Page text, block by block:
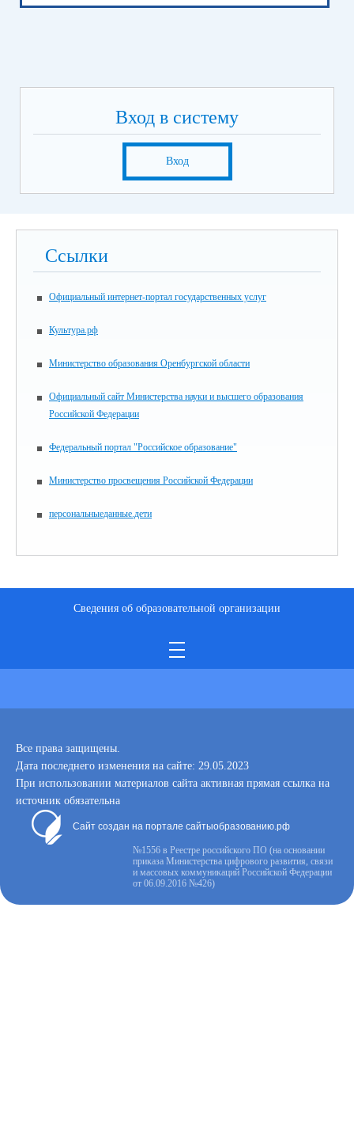
Вход в систему
Вход
Ссылки
Официальный интернет-портал государственных услуг
Культура.рф
Министерство образования Оренбургской области
Официальный сайт Министерства науки и высшего образования
Российской Федерации
Федеральный портал "Российское образование"
Министерство просвещения Российской Федерации
персональныеданные.дети
Сведения об образовательной организации
Все права защищены.
Дата последнего изменения на сайте: 29.05.2023
При использовании материалов сайта активная прямая ссылка на
источник обязательна
Сайт создан на портале сайтыобразованию.рф
№1556 в Реестре российского ПО (на основании
приказа Министерства цифрового развития, связи
и массовых коммуникаций Российской Федерации
от 06.09.2016 №426)